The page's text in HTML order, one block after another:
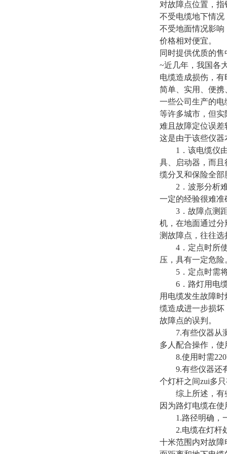
对故障点位置，
不受电缆地下情
不受地面情况影
价格相对便宜。
同时提供优质的
~近几年，我国各
电缆造成损伤，
简单、实用、便
一些公司生产的
等许多城市，但
难且故障定位误
这是由于该些仪
1．该电缆仪由
具、启动器，而
缆分叉和保险全
2．波形分析难
一定的经验很难准
3．故障点测距
机，在地面通过
测故障点，往往
4．定点时所使
压，具有一定危险
5．定点时需将
6．路灯用电缆
用电缆发生故障
缆造成进一步损
故障点的误判。
7.有些仪器从测
多人配合操作，
8.使用时需
9.有些仪器还有
个灯杆之间zui多
综上所述，有些
因为路灯电缆在
1.路径明确，
2.电缆在灯杆处
十米范围内对故